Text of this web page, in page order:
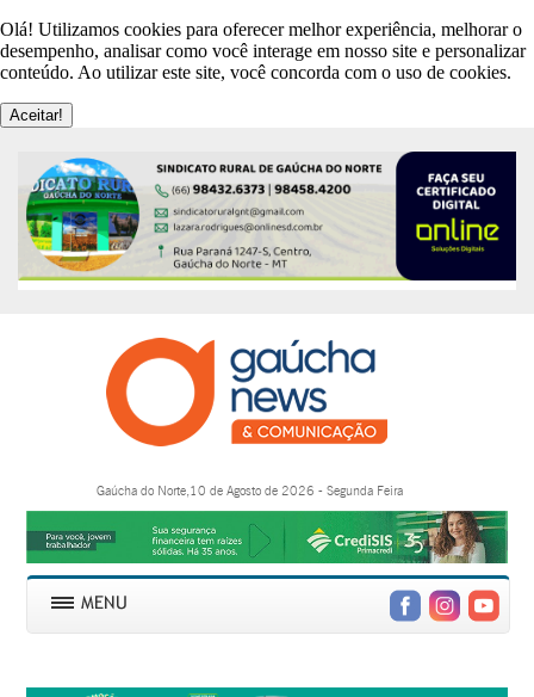
Olá! Utilizamos cookies para oferecer melhor experiência, melhorar o
desempenho, analisar como você interage em nosso site e personalizar
conteúdo. Ao utilizar este site, você concorda com o uso de cookies.
Aceitar!
Gaúcha do Norte,10 de Agosto de 2026 - Segunda Feira